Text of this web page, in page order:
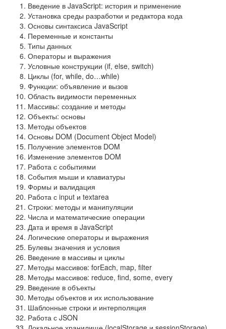
Введение в JavaScript: история и применение
Установка среды разработки и редактора кода
Основы синтаксиса JavaScript
Переменные и константы
Типы данных
Операторы и выражения
Условные конструкции (if, else, switch)
Циклы (for, while, do…while)
Функции: объявление и вызов
Область видимости переменных
Массивы: создание и методы
Объекты: основы
Методы объектов
Основы DOM (Document Object Model)
Получение элементов DOM
Изменение элементов DOM
Работа с событиями
События мыши и клавиатуры
Формы и валидация
Работа с input и textarea
Строки: методы и манипуляции
Числа и математические операции
Дата и время в JavaScript
Логические операторы и выражения
Булевы значения и условия
Введение в массивы и циклы
Методы массивов: forEach, map, filter
Методы массивов: reduce, find, some, every
Введение в объекты
Методы объектов и их использование
Шаблонные строки и интерполяция
Работа с JSON